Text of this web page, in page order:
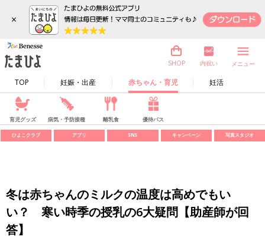
×
TOP 妊娠・出産 赤ちゃん・育児 妊活
SHOP 内祝い メニュー
育児グッズ 病気・予防接種 離乳食 優待パス
ひよこクラブ アプリ SNS キャンペーン 写真スタジオ
冬は赤ちゃんのミルクの温度は高めでもい
い？ 寒い時季の授乳の6大疑問【助産師が回
答】